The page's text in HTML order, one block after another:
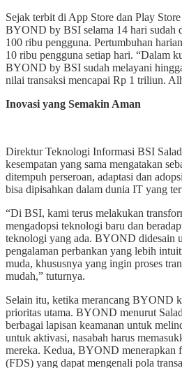
Sejak terbit di App Store dan Play
BYOND by BSI selama 14 hari sudah
100 ribu pengguna. Pertumbuhan
10 ribu pengguna setiap hari. “Dalam
BYOND by BSI sudah melayani
nilai transaksi mencapai Rp 1 triliun.
Inovasi yang Semakin Aman
Direktur Teknologi Informasi BSI
kesempatan yang sama mengatakan
ditempuh perseroan, adaptasi dan
bisa dipisahkan dalam dunia IT yang
“Di BSI, kami terus melakukan
mengadopsi teknologi baru dan
teknologi yang ada. BYOND didesain
pengalaman perbankan yang lebih
muda, khususnya yang ingin proses
mudah,” tuturnya.
Selain itu, ketika merancang BYOND
prioritas utama. BYOND menurut
berbagai lapisan keamanan untuk
untuk aktivasi, nasabah harus
mereka. Kedua, BYOND menerapkan
(FDS) yang dapat mengenali pola